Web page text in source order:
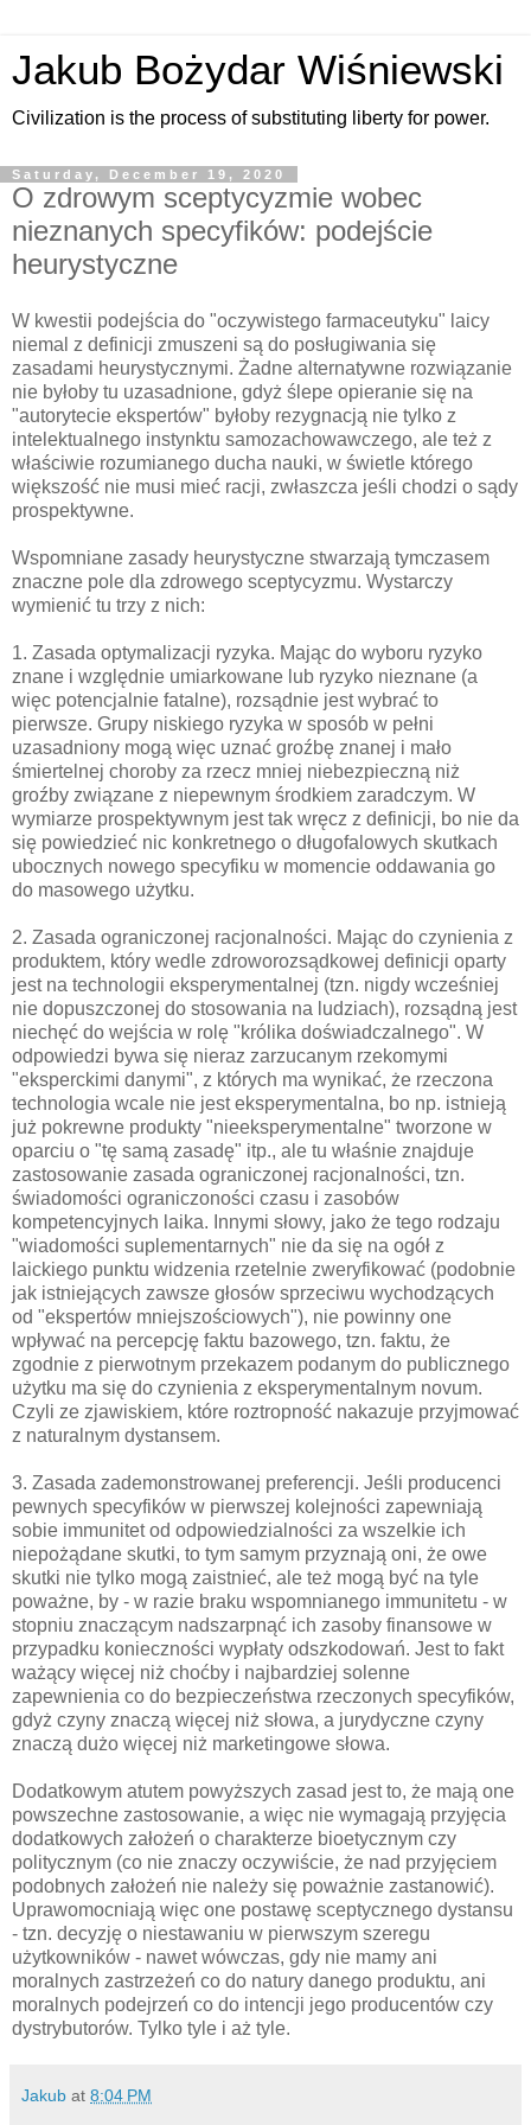
Jakub Bożydar Wiśniewski
Civilization is the process of substituting liberty for power.
Saturday, December 19, 2020
O zdrowym sceptycyzmie wobec
nieznanych specyfików: podejście
heurystyczne
W kwestii podejścia do "oczywistego farmaceutyku" laicy
niemal z definicji zmuszeni są do posługiwania się
zasadami heurystycznymi. Żadne alternatywne rozwiązanie
nie byłoby tu uzasadnione, gdyż ślepe opieranie się na
"autorytecie ekspertów" byłoby rezygnacją nie tylko z
intelektualnego instynktu samozachowawczego, ale też z
właściwie rozumianego ducha nauki, w świetle którego
większość nie musi mieć racji, zwłaszcza jeśli chodzi o sądy
prospektywne.
Wspomniane zasady heurystyczne stwarzają tymczasem
znaczne pole dla zdrowego sceptycyzmu. Wystarczy
wymienić tu trzy z nich:
1. Zasada optymalizacji ryzyka. Mając do wyboru ryzyko
znane i względnie umiarkowane lub ryzyko nieznane (a
więc potencjalnie fatalne), rozsądnie jest wybrać to
pierwsze. Grupy niskiego ryzyka w sposób w pełni
uzasadniony mogą więc uznać groźbę znanej i mało
śmiertelnej choroby za rzecz mniej niebezpieczną niż
groźby związane z niepewnym środkiem zaradczym. W
wymiarze prospektywnym jest tak wręcz z definicji, bo nie da
się powiedzieć nic konkretnego o długofalowych skutkach
ubocznych nowego specyfiku w momencie oddawania go
do masowego użytku.
2. Zasada ograniczonej racjonalności. Mając do czynienia z
produktem, który wedle zdroworozsądkowej definicji oparty
jest na technologii eksperymentalnej (tzn. nigdy wcześniej
nie dopuszczonej do stosowania na ludziach), rozsądną jest
niechęć do wejścia w rolę "królika doświadczalnego". W
odpowiedzi bywa się nieraz zarzucanym rzekomymi
"eksperckimi danymi", z których ma wynikać, że rzeczona
technologia wcale nie jest eksperymentalna, bo np. istnieją
już pokrewne produkty "nieeksperymentalne" tworzone w
oparciu o "tę samą zasadę" itp., ale tu właśnie znajduje
zastosowanie zasada ograniczonej racjonalności, tzn.
świadomości ograniczoności czasu i zasobów
kompetencyjnych laika. Innymi słowy, jako że tego rodzaju
"wiadomości suplementarnych" nie da się na ogół z
laickiego punktu widzenia rzetelnie zweryfikować (podobnie
jak istniejących zawsze głosów sprzeciwu wychodzących
od "ekspertów mniejszościowych"), nie powinny one
wpływać na percepcję faktu bazowego, tzn. faktu, że
zgodnie z pierwotnym przekazem podanym do publicznego
użytku ma się do czynienia z eksperymentalnym novum.
Czyli ze zjawiskiem, które roztropność nakazuje przyjmować
z naturalnym dystansem.
3. Zasada zademonstrowanej preferencji. Jeśli producenci
pewnych specyfików w pierwszej kolejności zapewniają
sobie immunitet od odpowiedzialności za wszelkie ich
niepożądane skutki, to tym samym przyznają oni, że owe
skutki nie tylko mogą zaistnieć, ale też mogą być na tyle
poważne, by - w razie braku wspomnianego immunitetu - w
stopniu znaczącym nadszarpnąć ich zasoby finansowe w
przypadku konieczności wypłaty odszkodowań. Jest to fakt
ważący więcej niż choćby i najbardziej solenne
zapewnienia co do bezpieczeństwa rzeczonych specyfików,
gdyż czyny znaczą więcej niż słowa, a jurydyczne czyny
znaczą dużo więcej niż marketingowe słowa.
Dodatkowym atutem powyższych zasad jest to, że mają one
powszechne zastosowanie, a więc nie wymagają przyjęcia
dodatkowych założeń o charakterze bioetycznym czy
politycznym (co nie znaczy oczywiście, że nad przyjęciem
podobnych założeń nie należy się poważnie zastanowić).
Uprawomocniają więc one postawę sceptycznego dystansu
- tzn. decyzję o niestawaniu w pierwszym szeregu
użytkowników - nawet wówczas, gdy nie mamy ani
moralnych zastrzeżeń co do natury danego produktu, ani
moralnych podejrzeń co do intencji jego producentów czy
dystrybutorów. Tylko tyle i aż tyle.
Jakub at 8:04 PM